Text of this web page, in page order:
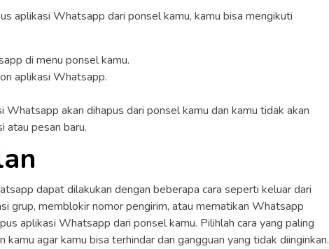
aplikasi Whatsapp dari ponsel kamu, kamu bisa mengikuti
di menu ponsel kamu.
aplikasi Whatsapp.
Whatsapp akan dihapus dari ponsel kamu dan kamu tidak akan
atau pesan baru.
dapat dilakukan dengan beberapa cara seperti keluar dari
grup, memblokir nomor pengirim, atau mematikan Whatsapp
aplikasi Whatsapp dari ponsel kamu. Pilihlah cara yang paling
kamu agar kamu bisa terhindar dari gangguan yang tidak diinginkan.